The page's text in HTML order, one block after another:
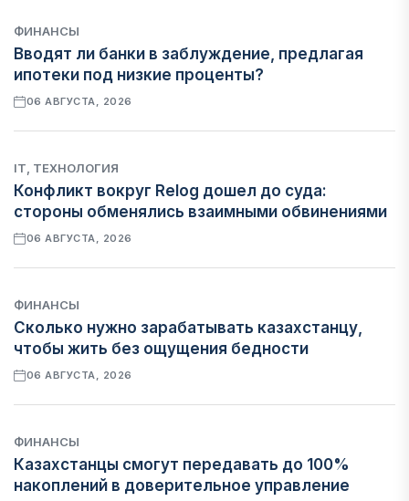
ФИНАНСЫ
Вводят ли банки в заблуждение, предлагая
ипотеки под низкие проценты?
06 АВГУСТА, 2026
IT, ТЕХНОЛОГИЯ
Конфликт вокруг Relog дошел до суда:
стороны обменялись взаимными обвинениями
06 АВГУСТА, 2026
ФИНАНСЫ
Сколько нужно зарабатывать казахстанцу,
чтобы жить без ощущения бедности
06 АВГУСТА, 2026
ФИНАНСЫ
Казахстанцы смогут передавать до 100%
накоплений в доверительное управление